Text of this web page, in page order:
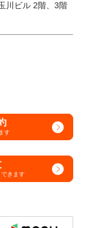
川ビル 2階、3階
す
きます